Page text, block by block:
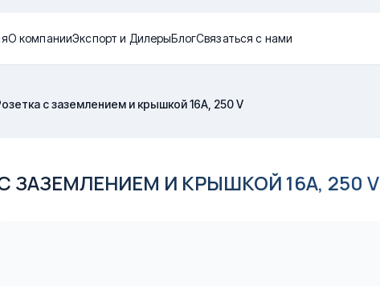
О компанииЭкспорт и ДилерыБлогСвязаться с нами
с заземлением и крышкой 16A, 250 V
ЗАЗЕМЛЕНИЕМ И КРЫШКОЙ 16A, 250 V